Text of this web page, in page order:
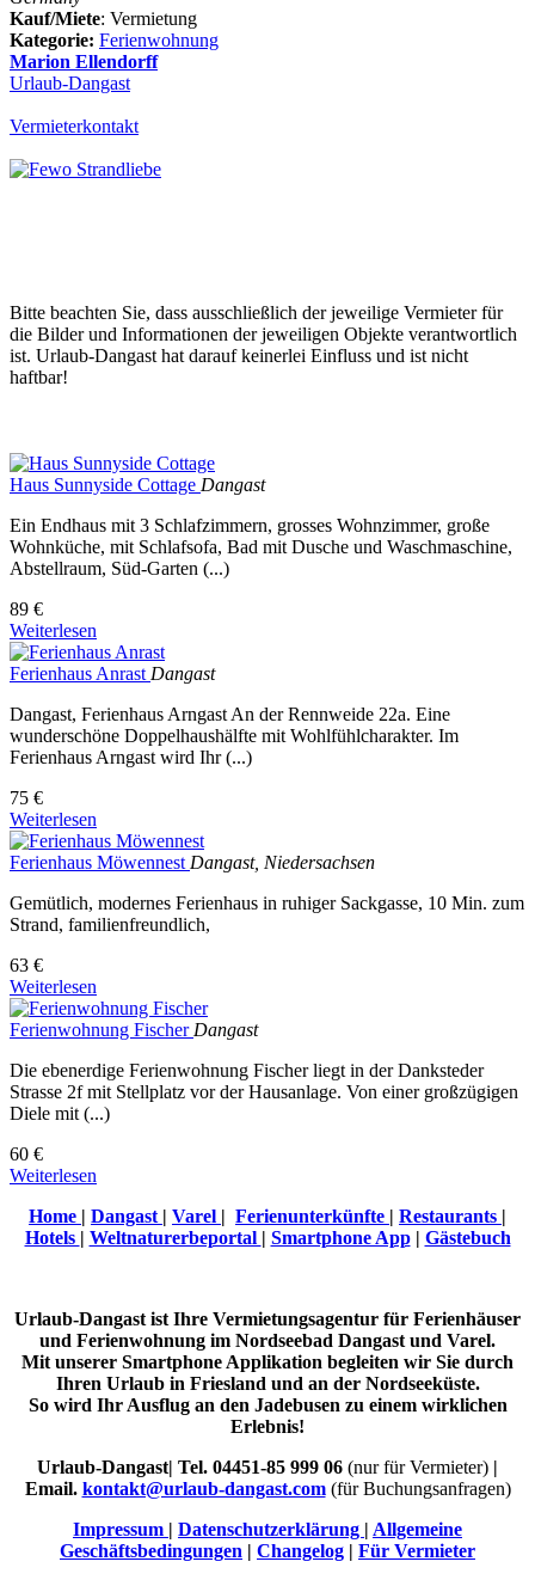
Kauf/Miete: Vermietung
Kategorie: Ferienwohnung
Marion Ellendorff
Urlaub-Dangast
Vermieterkontakt
Bitte beachten Sie, dass ausschließlich der jeweilige Vermieter für
die Bilder und Informationen der jeweiligen Objekte verantwortlich
ist. Urlaub-Dangast hat darauf keinerlei Einfluss und ist nicht
haftbar!
Haus Sunnyside Cottage Dangast
Ein Endhaus mit 3 Schlafzimmern, grosses Wohnzimmer, große
Wohnküche, mit Schlafsofa, Bad mit Dusche und Waschmaschine,
Abstellraum, Süd-Garten (...)
89 €
Weiterlesen
Ferienhaus AnrastDangast
Dangast, Ferienhaus Arngast An der Rennweide 22a. Eine
wunderschöne Doppelhaushälfte mit Wohlfühlcharakter. Im
Ferienhaus Arngast wird Ihr (...)
75 €
Weiterlesen
Ferienhaus MöwennestDangast, Niedersachsen
Gemütlich, modernes Ferienhaus in ruhiger Sackgasse, 10 Min. zum
Strand, familienfreundlich,
63 €
Weiterlesen
Ferienwohnung FischerDangast
Die ebenerdige Ferienwohnung Fischer liegt in der Danksteder
Strasse 2f mit Stellplatz vor der Hausanlage. Von einer großzügigen
Diele mit (...)
60 €
Weiterlesen
Home | Dangast | Varel | Ferienunterkünfte | Restaurants |
Hotels | Weltnaturerbeportal | Smartphone App| Gästebuch
Urlaub-Dangast ist Ihre Vermietungsagentur für Ferienhäuser
und Ferienwohnung im Nordseebad Dangast und Varel.
Mit unserer Smartphone Applikation begleiten wir Sie durch
Ihren Urlaub in Friesland und an der Nordseeküste.
So wird Ihr Ausflug an den Jadebusen zu einem wirklichen
Erlebnis!
Urlaub-Dangast| Tel. 04451-85 999 06 (nur für Vermieter) |
Email. kontakt@urlaub-dangast.com (für Buchungsanfragen)
Impressum | Datenschutzerklärung | Allgemeine
Geschäftsbedingungen | Changelog | Für Vermieter